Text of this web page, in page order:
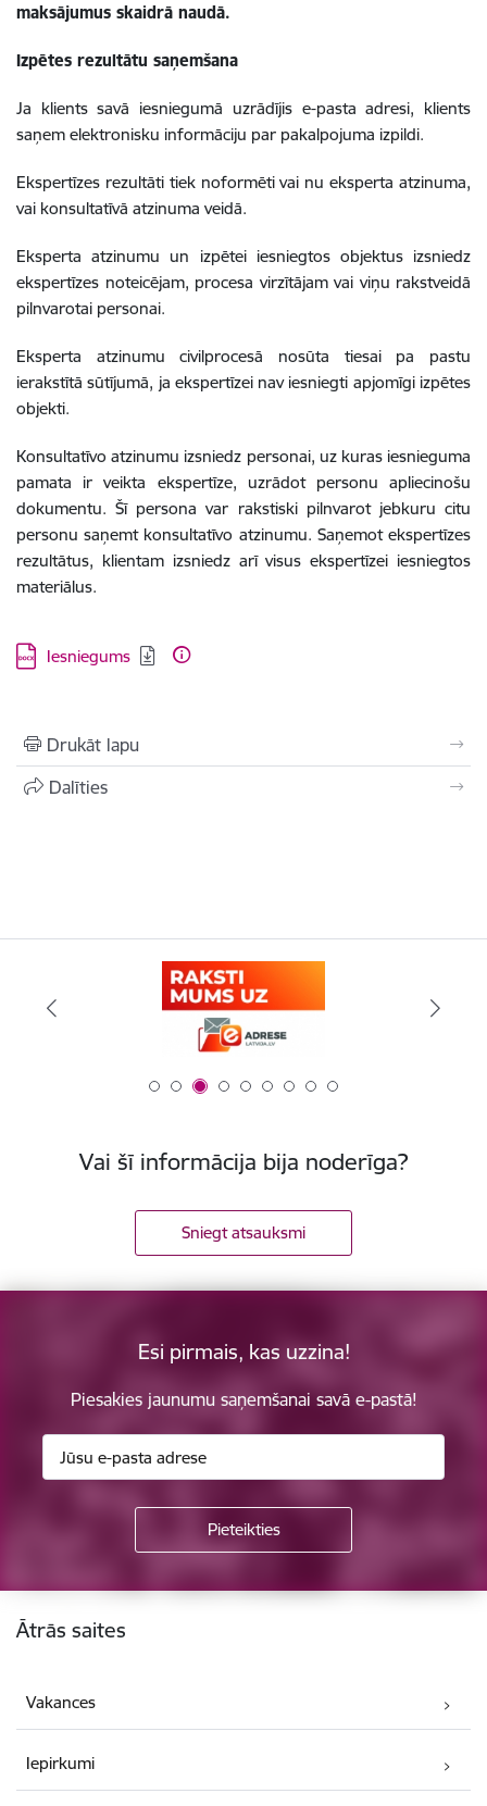
maksājumus skaidrā naudā.
Izpētes rezultātu saņemšana
Ja klients savā iesniegumā uzrādījis e-pasta adresi, klients
saņem elektronisku informāciju par pakalpojuma izpildi.
Ekspertīzes rezultāti tiek noformēti vai nu eksperta atzinuma,
vai konsultatīvā atzinuma veidā.
Eksperta atzinumu un izpētei iesniegtos objektus izsniedz
ekspertīzes noteicējam, procesa virzītājam vai viņu rakstveidā
pilnvarotai personai.
Eksperta atzinumu civilprocesā nosūta tiesai pa pastu
ierakstītā sūtījumā, ja ekspertīzei nav iesniegti apjomīgi izpētes
objekti.
Konsultatīvo atzinumu izsniedz personai, uz kuras iesnieguma
pamata ir veikta ekspertīze, uzrādot personu apliecinošu
dokumentu. Šī persona var rakstiski pilnvarot jebkuru citu
personu saņemt konsultatīvo atzinumu. Saņemot ekspertīzes
rezultātus, klientam izsniedz arī visus ekspertīzei iesniegtos
materiālus.
Lejupielādēt:
Iesniegums
Drukāt lapu
Dalīties
Vai šī informācija bija noderīga?
Sniegt atsauksmi
Esi pirmais, kas uzzina!
Piesakies jaunumu saņemšanai savā e-pastā!
Ātrās saites
Vakances
Iepirkumi